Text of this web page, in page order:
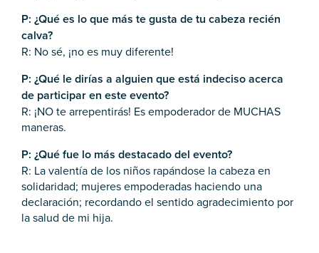
P: ¿Qué es lo que más te gusta de tu cabeza recién
calva?
R: No sé, ¡no es muy diferente!
P: ¿Qué le dirías a alguien que está indeciso acerca
de participar en este evento?
R: ¡NO te arrepentirás! Es empoderador de MUCHAS
maneras.
P: ¿Qué fue lo más destacado del evento?
R: La valentía de los niños rapándose la cabeza en
solidaridad; mujeres empoderadas haciendo una
declaración; recordando el sentido agradecimiento por
la salud de mi hija.